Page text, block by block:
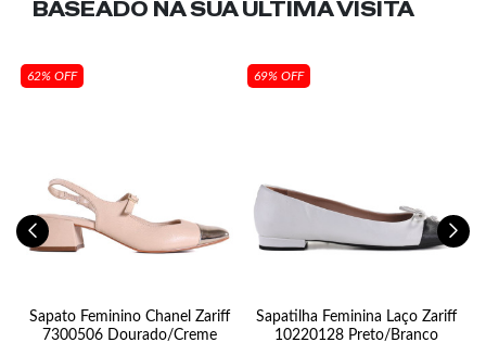
BASEADO NA SUAÚLTIMA VISITA
62% OFF
Sapato Feminino Chanel Zariff
7300506 Dourado/Creme
69% OFF
Sapatilha Feminina Laço Zariff
10220128 Preto/Branco